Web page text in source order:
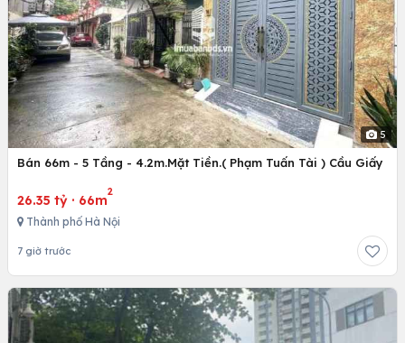
5
Bán 66m - 5 Tầng - 4.2m.Mặt Tiền.( Phạm Tuấn Tài ) Cầu Giấy
26.35 tỷ · 66m
2
Thành phố Hà Nội
7 giờ trước